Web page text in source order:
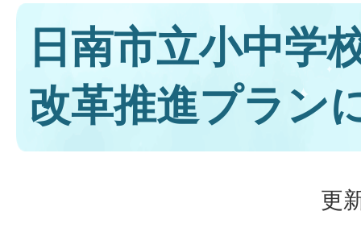
日南市立小中学
改革推進プラン
更